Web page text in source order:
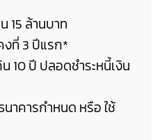
15 ล้านบาท
งที่ 3 ปีแรก*
10 ปี ปลอดชำระหนี้เงิน
าคารกำหนด หรือใช้